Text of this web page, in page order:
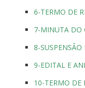
6-TERMO DE
7-MINUTA DO
8-SUSPENSÃO
9-EDITAL E
10-TERMO DE